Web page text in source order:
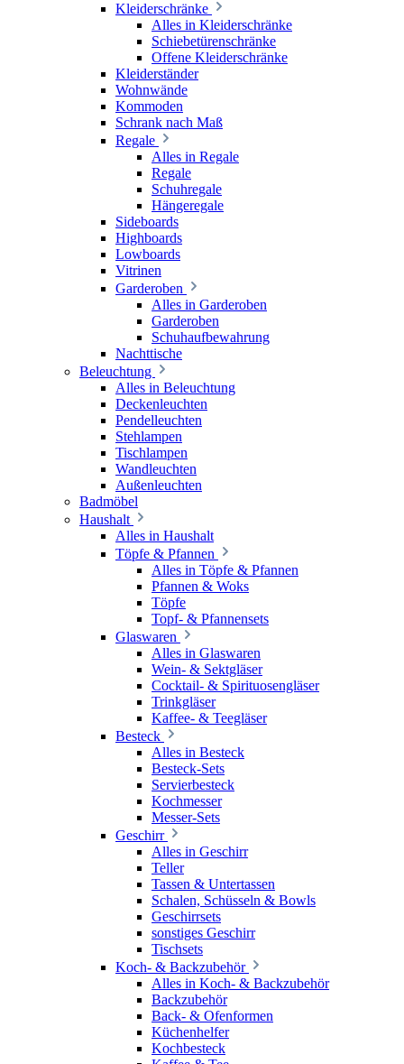
Kleiderschränke
Alles in Kleiderschränke
Schiebetürenschränke
Offene Kleiderschränke
Kleiderständer
Wohnwände
Kommoden
Schrank nach Maß
Regale
Alles in Regale
Regale
Schuhregale
Hängeregale
Sideboards
Highboards
Lowboards
Vitrinen
Garderoben
Alles in Garderoben
Garderoben
Schuhaufbewahrung
Nachttische
Beleuchtung
Alles in Beleuchtung
Deckenleuchten
Pendelleuchten
Stehlampen
Tischlampen
Wandleuchten
Außenleuchten
Badmöbel
Haushalt
Alles in Haushalt
Töpfe & Pfannen
Alles in Töpfe & Pfannen
Pfannen & Woks
Töpfe
Topf- & Pfannensets
Glaswaren
Alles in Glaswaren
Wein- & Sektgläser
Cocktail- & Spirituosengläser
Trinkgläser
Kaffee- & Teegläser
Besteck
Alles in Besteck
Besteck-Sets
Servierbesteck
Kochmesser
Messer-Sets
Geschirr
Alles in Geschirr
Teller
Tassen & Untertassen
Schalen, Schüsseln & Bowls
Geschirrsets
sonstiges Geschirr
Tischsets
Koch- & Backzubehör
Alles in Koch- & Backzubehör
Backzubehör
Back- & Ofenformen
Küchenhelfer
Kochbesteck